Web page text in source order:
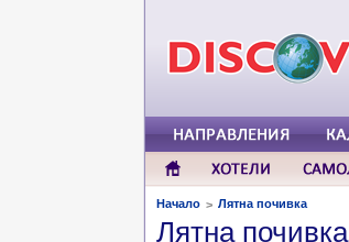
Начало > Лятна почивка
Лятна почивка